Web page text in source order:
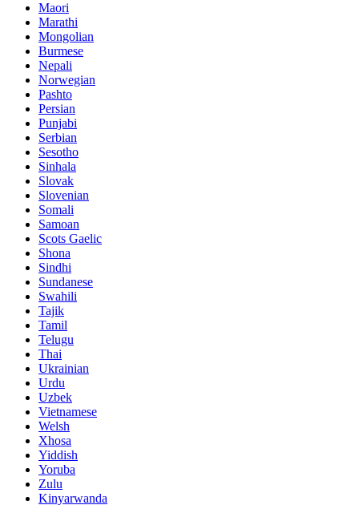
Maori
Marathi
Mongolian
Burmese
Nepali
Norwegian
Pashto
Persian
Punjabi
Serbian
Sesotho
Sinhala
Slovak
Slovenian
Somali
Samoan
Scots Gaelic
Shona
Sindhi
Sundanese
Swahili
Tajik
Tamil
Telugu
Thai
Ukrainian
Urdu
Uzbek
Vietnamese
Welsh
Xhosa
Yiddish
Yoruba
Zulu
Kinyarwanda